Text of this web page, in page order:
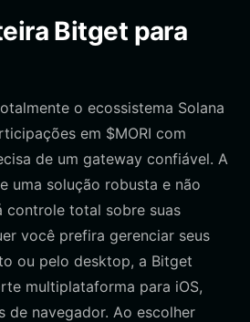
Bitget para
o ecossistema Solana
em $MORI com
de um gateway confiável. A
uma solução robusta e não
controle total sobre suas
você prefira gerenciar seus
ou pelo desktop, a Bitget
multiplataforma para iOS,
de navegador. Ao escolher